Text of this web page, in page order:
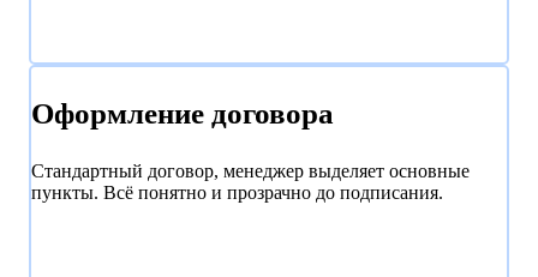
Оформление договора
Стандартный договор, менеджер выделяет основные
пункты. Всё понятно и прозрачно до подписания.